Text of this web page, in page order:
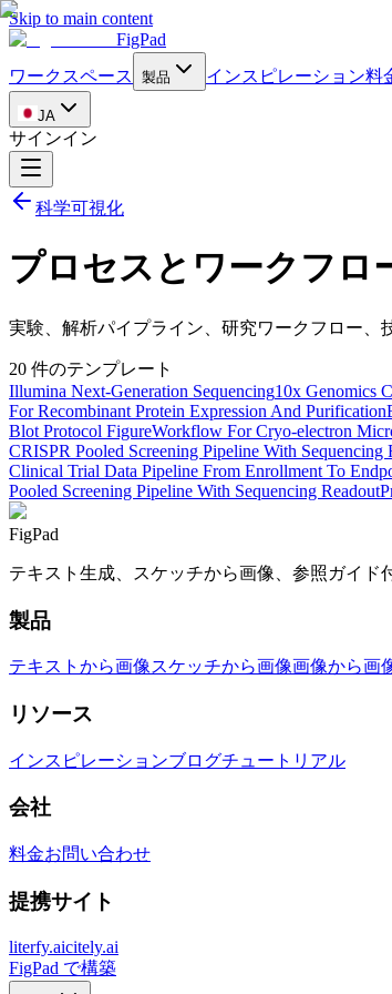
Skip to main content
FigPad
ワークスペース
製品 インスピレーション料
JA
サインイン
科学可視化
プロセスとワークフロ
実験、解析パイプライン、研究ワークフロー、
20 件のテンプレート
Illumina Next-Generation Sequencing10x Genomics
For Recombinant Protein Expression And Purification
Blot Protocol FigureWorkflow For Cryo-electron
CRISPR Pooled Screening Pipeline With Sequencing
Clinical Trial Data Pipeline From Enrollment To
Pooled Screening Pipeline With Sequencing Readout
FigPad
テキスト生成、スケッチから画像、参照ガイド
製品
テキストから画像スケッチから画像画像から画
リソース
インスピレーションブログチュートリアル
会社
料金お問い合わせ
提携サイト
literfy.aicitely.ai
FigPad で構築